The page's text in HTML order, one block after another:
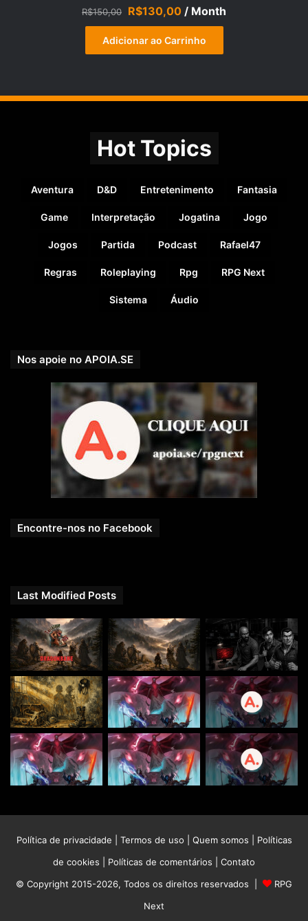
Avaliação
5.00
R$150,00
O
preço
original
era:
R$130,00O
preço
atual
é:
/ Month
Adicionar ao Carrinho
Hot Topics
Aventura D&D Entretenimento Fantasia
Game Interpretação Jogatina Jogo
Jogos Partida Podcast Rafael47
Regras Roleplaying Rpg RPG Next
Sistema Áudio
Nos apoie no APOIA.SE
Encontre-nos no Facebook
Last Modified Posts
Política de privacidade Termos de uso Quem somos
Políticas
de cookies
Políticas de comentários
Contato
© Copyright 2015-2026, Todos os direitos reservados |
RPG
Next